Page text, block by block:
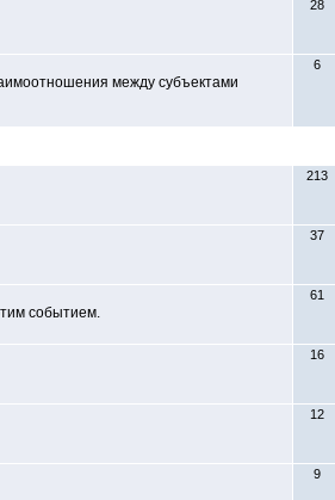
28
между субъектами
6
213
37
событием.
61
16
12
9